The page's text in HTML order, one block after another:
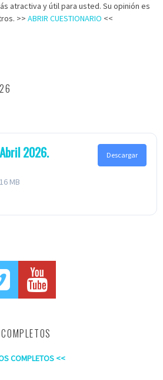
atractiva y útil para usted. Su opinión es
>> ABRIR CUESTIONARIO <<
2026.
MB
Descargar
COMPLETOS <<